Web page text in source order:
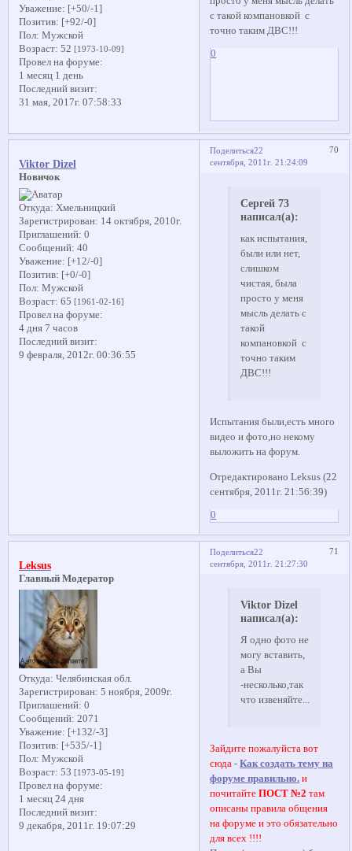
Уважение: [+50/-1]
Позитив: [+92/-0]
Пол: Мужской
Возраст: 52 [1973-10-09]
Провел на форуме:
1 месяц 1 день
Последний визит:
31 мая, 2017г. 07:58:33
с такой компановкой с
точно таким ДВС!!!
0
Поделиться 70
22
сентября, 2011г. 21:24:09
Viktor Dizel
Новичок
Откуда: Хмельницкий
Зарегистрирован: 14 октября, 2010г.
Приглашений: 0
Сообщений: 40
Уважение: [+12/-0]
Позитив: [+0/-0]
Пол: Мужской
Возраст: 65 [1961-02-16]
Провел на форуме:
4 дня 7 часов
Последний визит:
9 февраля, 2012г. 00:36:55
Сергей 73
написал(а):
как испытания,
были или нет,
слишком
чистая, была
просто у меня
мысль делать с
такой
компановкой с
точно таким
ДВС!!!
Испытания были,есть много
видео и фото,но некому
выложить на форум.
Отредактировано Leksus (22
сентября, 2011г. 21:56:39)
0
Поделиться 71
22
сентября, 2011г. 21:27:30
Leksus
Главный Модератор
Откуда: Челябинская обл.
Зарегистрирован: 5 ноября, 2009г.
Приглашений: 0
Сообщений: 2071
Уважение: [+132/-3]
Позитив: [+535/-1]
Пол: Мужской
Возраст: 53 [1973-05-19]
Провел на форуме:
1 месяц 24 дня
Последний визит:
9 декабря, 2011г. 19:07:29
Viktor Dizel
написал(а):
Я одно фото не
могу вставить,
а Вы
-несколько,так
что извеняйте...
Зайдите пожалуйста вот
сюда -Как создать тему на
форуме правильно. и
почитайте ПОСТ №2 там
описаны правила общения
на форуме и это обязательно
для всех !!!!